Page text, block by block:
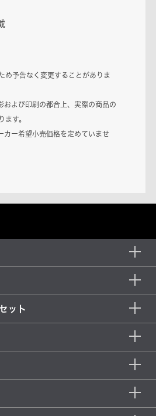
め予告なく変更することがありま
および印刷の都合上、実際の商品の
ます。
カー希望小売価格を定めていませ
ット